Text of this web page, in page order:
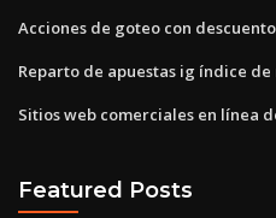
Acciones de goteo con
Reparto de apuestas ig índice de
Sitios web comerciales en línea
Featured Posts